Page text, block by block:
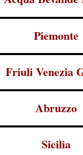
Piemonte
Friuli Venezia
Abruzzo
Sicilia